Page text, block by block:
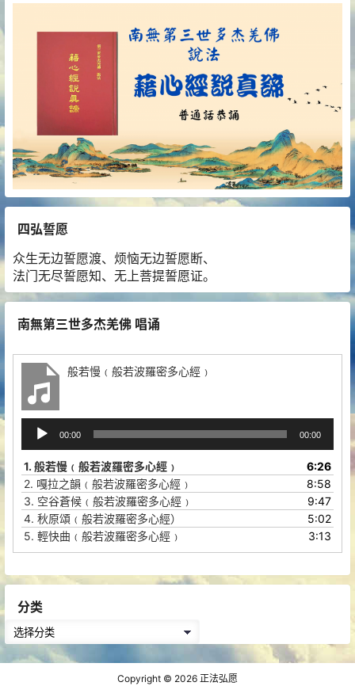
四弘誓愿
众生无边誓愿渡、烦恼无边誓愿断、
法门无尽誓愿知、无上菩提誓愿证。
南無第三世多杰羌佛 唱诵
般若慢﹙般若波羅密多心經﹚
播
放
器
00:00 00:00
1. 般若慢﹙般若波羅密多心經﹚
6:26
2. 嘎拉之韻﹙般若波羅密多心經﹚
8:58
3. 空谷蒼候﹙般若波羅密多心經﹚
9:47
4. 秋原頌﹙般若波羅密多心經）
5:02
5. 輕快曲﹙般若波羅密多心經﹚ 3:13
分类
分
类
Copyright © 2026 正法弘愿